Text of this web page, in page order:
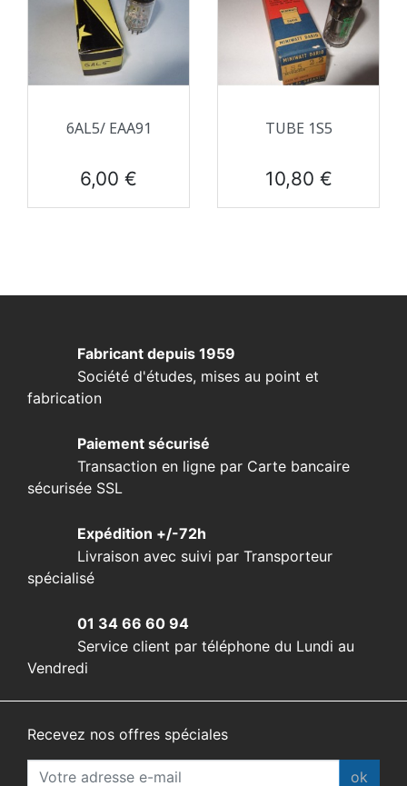
6AL5/ EAA91
Prix
6,00 €
TUBE 1S5
Prix
10,80 €
Fabricant depuis 1959
Société d'études, mises au point et
fabrication
Paiement sécurisé
Transaction en ligne par Carte bancaire
sécurisée SSL
Expédition +/-72h
Livraison avec suivi par Transporteur
spécialisé
01 34 66 60 94
Service client par téléphone du Lundi au
Vendredi
Recevez nos offres spéciales
ok